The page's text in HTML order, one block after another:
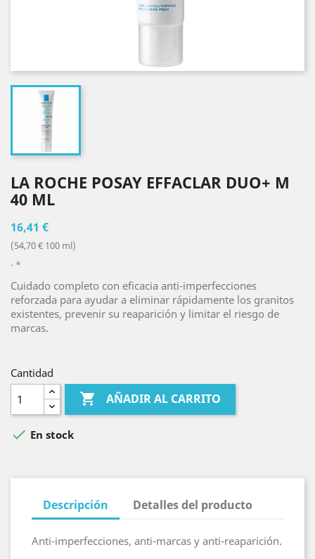
LA ROCHE POSAY EFFACLAR DUO+ M
40 ML
16,41 €
(54,70 € 100 ml)
*
Cuidado completo con eficacia anti-imperfecciones
reforzada para ayudar a eliminar rápidamente los granitos
existentes, prevenir su reaparición y limitar el riesgo de
marcas.
Cantidad
 AÑADIR AL CARRITO
 En stock
Descripción Detalles del producto
Anti-imperfecciones, anti-marcas y anti-reaparición.